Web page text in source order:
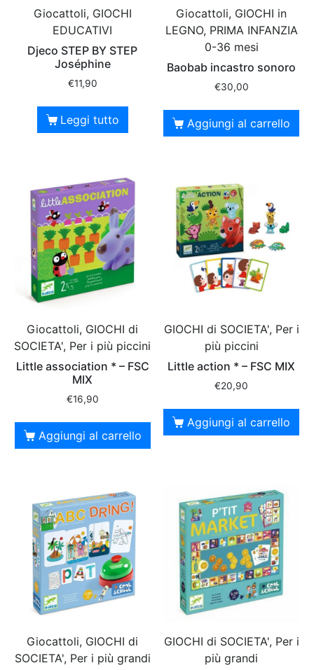
Giocattoli, GIOCHI
EDUCATIVI
Djeco STEP BY STEP
Joséphine
€11,90
Leggi tutto
Giocattoli, GIOCHI in
LEGNO, PRIMA INFANZIA
0-36 mesi
Baobab incastro sonoro
€30,00
Aggiungi al carrello
Giocattoli, GIOCHI di
SOCIETA', Per i più piccini
Little association * – FSC
MIX
€16,90
Aggiungi al carrello
GIOCHI di SOCIETA', Per i
più piccini
Little action * – FSC MIX
€20,90
Aggiungi al carrello
Giocattoli, GIOCHI di
SOCIETA', Per i più grandi
GIOCHI di SOCIETA', Per i
più grandi